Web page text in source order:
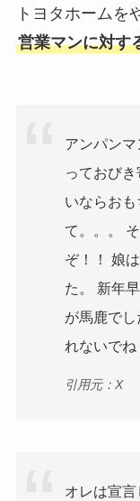
トヨタホームを
営業マンに対す
アンパンマ
っておび
いならお
て。。。
ぞ！！ 娘
た。 新年
が馬鹿で
れないでね
引用元：X
オレは宣